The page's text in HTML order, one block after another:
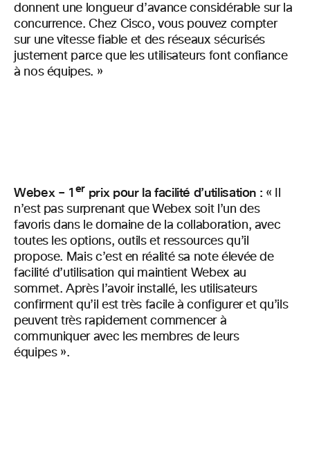
donnent une longueur d’avance considérable sur la
concurrence. Chez Cisco, vous pouvez compter
sur une vitesse fiable et des réseaux sécurisés
justement parce que les utilisateurs font confiance
à nos équipes. »
Webex – 1er prix pour la facilité d’utilisation : « Il
n’est pas surprenant que Webex soit l’un des
favoris dans le domaine de la collaboration, avec
toutes les options, outils et ressources qu’il
propose. Mais c’est en réalité sa note élevée de
facilité d’utilisation qui maintient Webex au
sommet. Après l’avoir installé, les utilisateurs
confirment qu’il est très facile à configurer et qu’ils
peuvent très rapidement commencer à
communiquer avec les membres de leurs
équipes ».